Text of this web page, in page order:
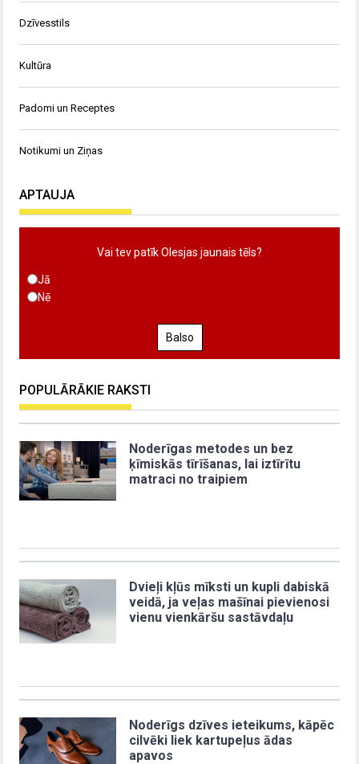
Dzīvesstils
Kultūra
Padomi un Receptes
Notikumi un Ziņas
APTAUJA
Vai tev patīk Olesjas jaunais tēls?
Jā
Nē
Balso
POPULĀRĀKIE RAKSTI
Noderīgas metodes un bez
ķīmiskās tīrīšanas, lai iztīrītu
matraci no traipiem
Dvieļi kļūs mīksti un kupli dabiskā
veidā, ja veļas mašīnai pievienosi
vienu vienkāršu sastāvdaļu
Noderīgs dzīves ieteikums, kāpēc
cilvēki liek kartupeļus ādas
apavos